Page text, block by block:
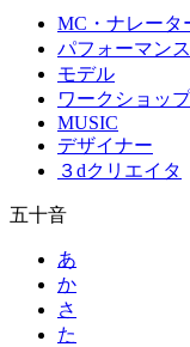
MC・ナレータ
パフォーマンス
モデル
ワークショッ
MUSIC
デザイナー
３dクリエイタ
五十音
あ
か
さ
た